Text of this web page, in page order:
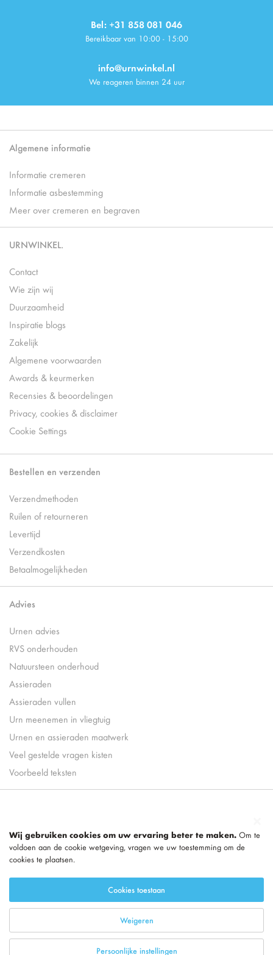
Bel: +31 858 081 046
Bereikbaar van 10:00 - 15:00
info@urnwinkel.nl
We reageren binnen 24 uur
Algemene informatie
Informatie cremeren
Informatie asbestemming
Meer over cremeren en begraven
URNWINKEL.
Contact
Wie zijn wij
Duurzaamheid
Inspiratie blogs
Zakelijk
Algemene voorwaarden
Awards & keurmerken
Recensies & beoordelingen
Privacy, cookies & disclaimer
Cookie Settings
Bestellen en verzenden
Verzendmethoden
Ruilen of retourneren
Levertijd
Verzendkosten
Betaalmogelijkheden
Advies
Urnen advies
RVS onderhouden
Natuursteen onderhoud
Assieraden
Assieraden vullen
Urn meenemen in vliegtuig
Urnen en assieraden maatwerk
Veel gestelde vragen kisten
Voorbeeld teksten
Wij gebruiken cookies om uw ervaring beter te maken. Om te
voldoen aan de cookie wetgeving, vragen we uw toestemming om de
cookies te plaatsen.
Cookies toestaan
Weigeren
Persoonlijke instellingen